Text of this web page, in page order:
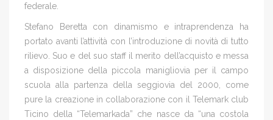
federale.
Stefano Beretta con dinamismo e intraprendenza ha
portato avanti l’attività con l’introduzione di novità di tutto
rilievo. Suo e del suo staff il merito dell’acquisto e messa
a disposizione della piccola manigliovia per il campo
scuola alla partenza della seggiovia del 2000, come
pure la creazione in collaborazione con il Telemark club
Ticino della “Telemarkada” che nasce da “una costola